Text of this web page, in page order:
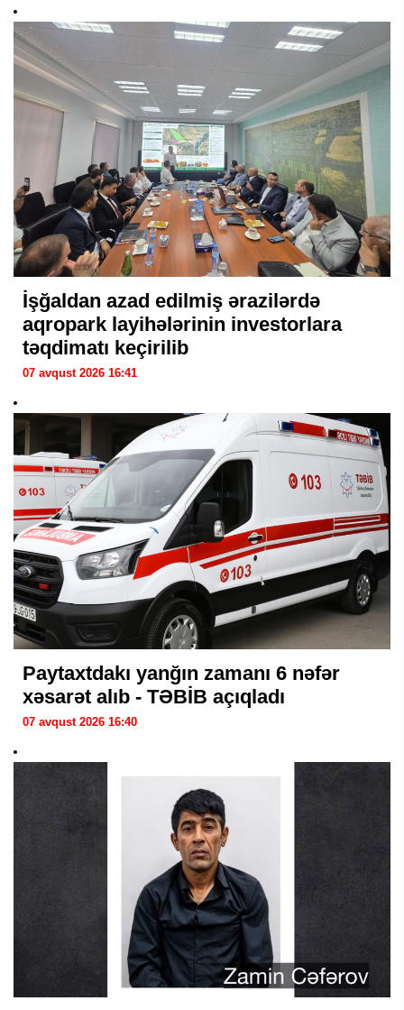
İşğaldan azad edilmiş ərazilərdə
aqropark layihələrinin investorlara
təqdimatı keçirilib
07 avqust 2026 16:41
Paytaxtdakı yanğın zamanı 6 nəfər
xəsarət alıb - TƏBİB açıqladı
07 avqust 2026 16:40